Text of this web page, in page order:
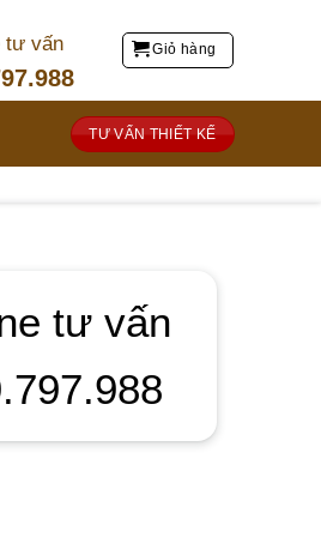
tư vấn Giỏ hàng
TƯ VẤN THIẾT KẾ
tư vấn